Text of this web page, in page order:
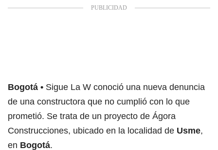
Bogotá
Sigue La W conoció una nueva denuncia
de una constructora que no cumplió con lo que
prometió. Se trata de un proyecto de Ágora
Construcciones, ubicado en la localidad de Usme,
en Bogotá.